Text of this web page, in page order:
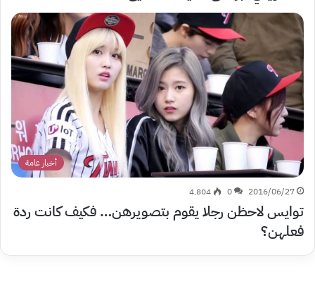
أخبار عامة
2016/06/27
0 4٬804
توايس لاحظن رجلا يقوم بتصويرهن… فكيف كانت ردة
فعلهن؟